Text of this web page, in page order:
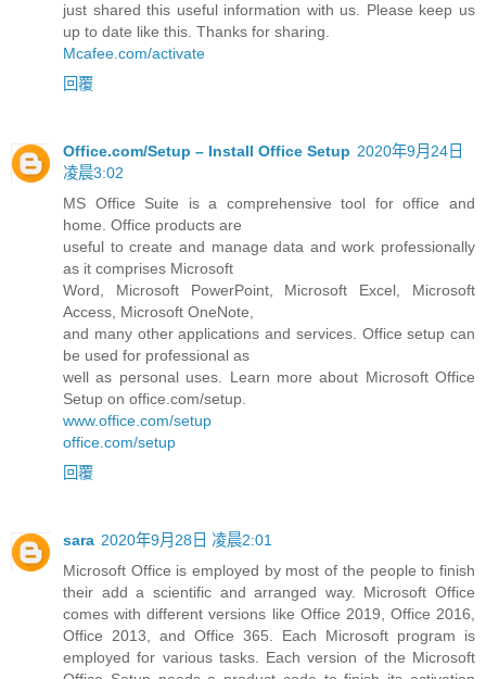
just shared this useful information with us. Please keep us
up to date like this. Thanks for sharing.
Mcafee.com/activate
回覆
Office.com/Setup – Install Office Setup 2020年9月24日
凌晨3:02
MS Office Suite is a comprehensive tool for office and
home. Office products are
useful to create and manage data and work professionally
as it comprises Microsoft
Word, Microsoft PowerPoint, Microsoft Excel, Microsoft
Access, Microsoft OneNote,
and many other applications and services. Office setup can
be used for professional as
well as personal uses. Learn more about Microsoft Office
Setup on office.com/setup.
www.office.com/setup
office.com/setup
回覆
sara 2020年9月28日 凌晨2:01
Microsoft Office is employed by most of the people to finish
their add a scientific and arranged way. Microsoft Office
comes with different versions like Office 2019, Office 2016,
Office 2013, and Office 365. Each Microsoft program is
employed for various tasks. Each version of the Microsoft